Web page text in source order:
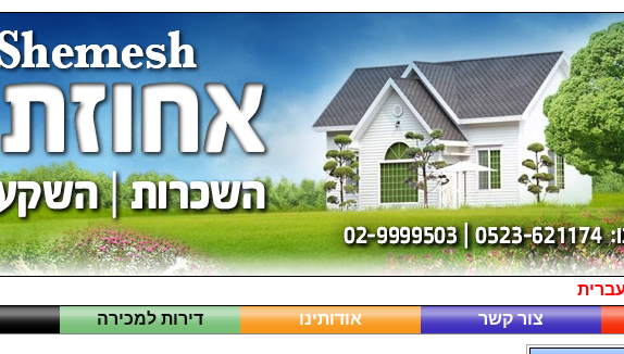
עברית
צור קשר אודותינו דירות למכירה